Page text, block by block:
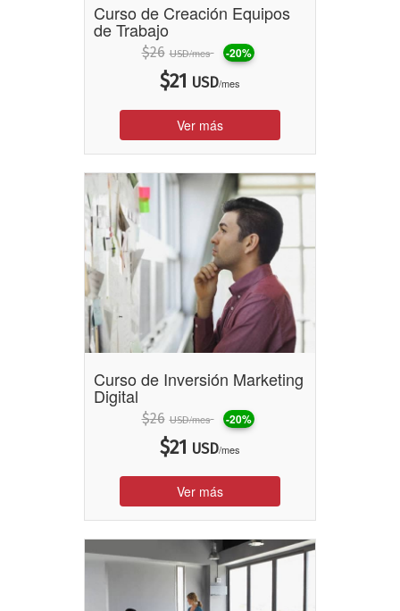
Curso de Creación Equipos
de Trabajo
$26 USD/mes -20%
$21 USD/mes
Ver más
Curso de Inversión Marketing
Digital
$26 USD/mes -20%
$21 USD/mes
Ver más